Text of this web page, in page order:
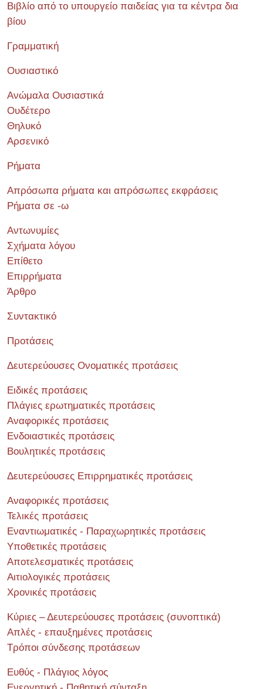
Βιβλίο από το υπουργείο παιδείας για τα κέντρα δια
βίου
Γραμματική
Ουσιαστικό
Ανώμαλα Ουσιαστικά
Ουδέτερο
Θηλυκό
Αρσενικό
Ρήματα
Απρόσωπα ρήματα και απρόσωπες εκφράσεις
Ρήματα σε -ω
Αντωνυμίες
Σχήματα λόγου
Επίθετο
Επιρρήματα
Άρθρο
Συντακτικό
Προτάσεις
Δευτερεύουσες Ονοματικές προτάσεις
Ειδικές προτάσεις
Πλάγιες ερωτηματικές προτάσεις
Αναφορικές προτάσεις
Ενδοιαστικές προτάσεις
Βουλητικές προτάσεις
Δευτερεύουσες Επιρρηματικές προτάσεις
Αναφορικές προτάσεις
Τελικές προτάσεις
Εναντιωματικές - Παραχωρητικές προτάσεις
Υποθετικές προτάσεις
Αποτελεσματικές προτάσεις
Αιτιολογικές προτάσεις
Χρονικές προτάσεις
Κύριες – Δευτερεύουσες προτάσεις (συνοπτικά)
Απλές - επαυξημένες προτάσεις
Τρόποι σύνδεσης προτάσεων
Ευθύς - Πλάγιος λόγος